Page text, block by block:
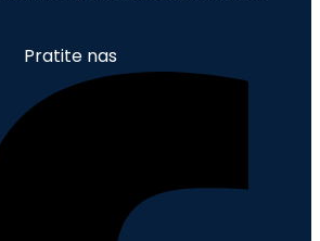
Pratite nas